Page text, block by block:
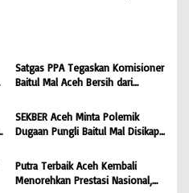
Satgas PPA Tegaskan Komisioner
Baitul Mal Aceh Bersih dari
Masyarakat Diminta Hentikan
Penyebaran Hoaks | BONGKAR
‘Perkara.com
SEKBER Aceh Minta Polemik
Dugaan Pungli Baitul Mal Disikapi
Hukum terhadap Oknum |
BONGKAR ‘Perkara.com
Putra Terbaik Aceh Kembali
Menorehkan Prestasi Nasional,